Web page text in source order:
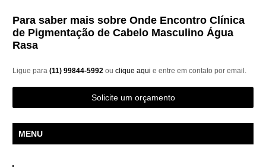
Para saber mais sobre Onde Encontro Clínica
de Pigmentação de Cabelo Masculino Água
Rasa
Ligue para(11) 99844-5992ouclique aqui e entre em contato por email.
Solicite um orçamento
MENU